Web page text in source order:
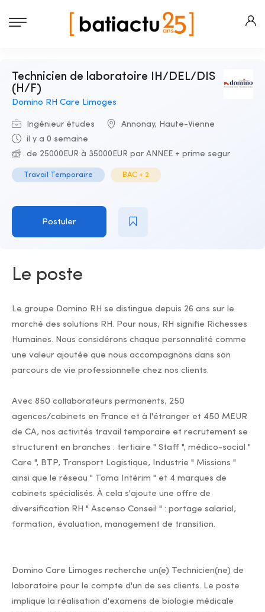
Technicien de laboratoire IH/DEL/DIS
(H/F)
Domino RH Care Limoges
Ingénieur études
Annonay, Haute-Vienne
il y a 0 semaine
de 25000EUR à 35000EUR par ANNEE + prime segur
Travail Temporaire BAC + 2
Postuler
Le poste
Le groupe Domino RH se distingue depuis 26 ans sur le
marché des solutions RH. Pour nous, RH signifie Richesses
Humaines. Nous considérons chaque personnalité comme
une valeur ajoutée que nous accompagnons dans son
parcours de vie professionnelle chez nos clients.
Avec 850 collaborateurs permanents, 250
agences/cabinets en France et à l'étranger et 450 MEUR
de CA, nos activités travail temporaire et recrutement se
structurent en branches : tertiaire " Staff ", médico-social "
Care ", BTP, Transport Logistique, Industrie " Missions "
ainsi que le réseau " Toma Intérim " et 4 marques de
cabinets spécialisés. À cela s'ajoute une offre de
diversification RH " Ascenso Conseil " : portage salarial,
formation, évaluation, management de transition.
Domino Care Limoges recherche un(e) Technicien(ne) de
laboratoire pour le compte d'un de ses clients. Le poste
implique la réalisation d'examens de biologie médicale